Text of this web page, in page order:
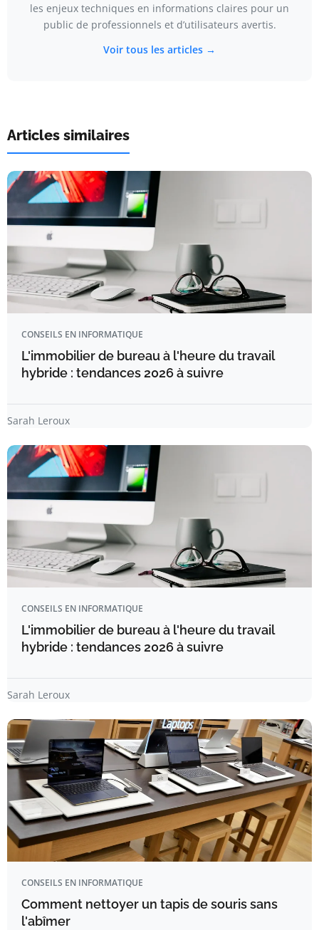
les enjeux techniques en informations claires pour un
public de professionnels et d’utilisateurs avertis.
Voir tous les articles →
Articles similaires
CONSEILS EN INFORMATIQUE
L'immobilier de bureau à l'heure du travail
hybride : tendances 2026 à suivre
Sarah Leroux
CONSEILS EN INFORMATIQUE
L'immobilier de bureau à l'heure du travail
hybride : tendances 2026 à suivre
Sarah Leroux
CONSEILS EN INFORMATIQUE
Comment nettoyer un tapis de souris sans
l'abîmer